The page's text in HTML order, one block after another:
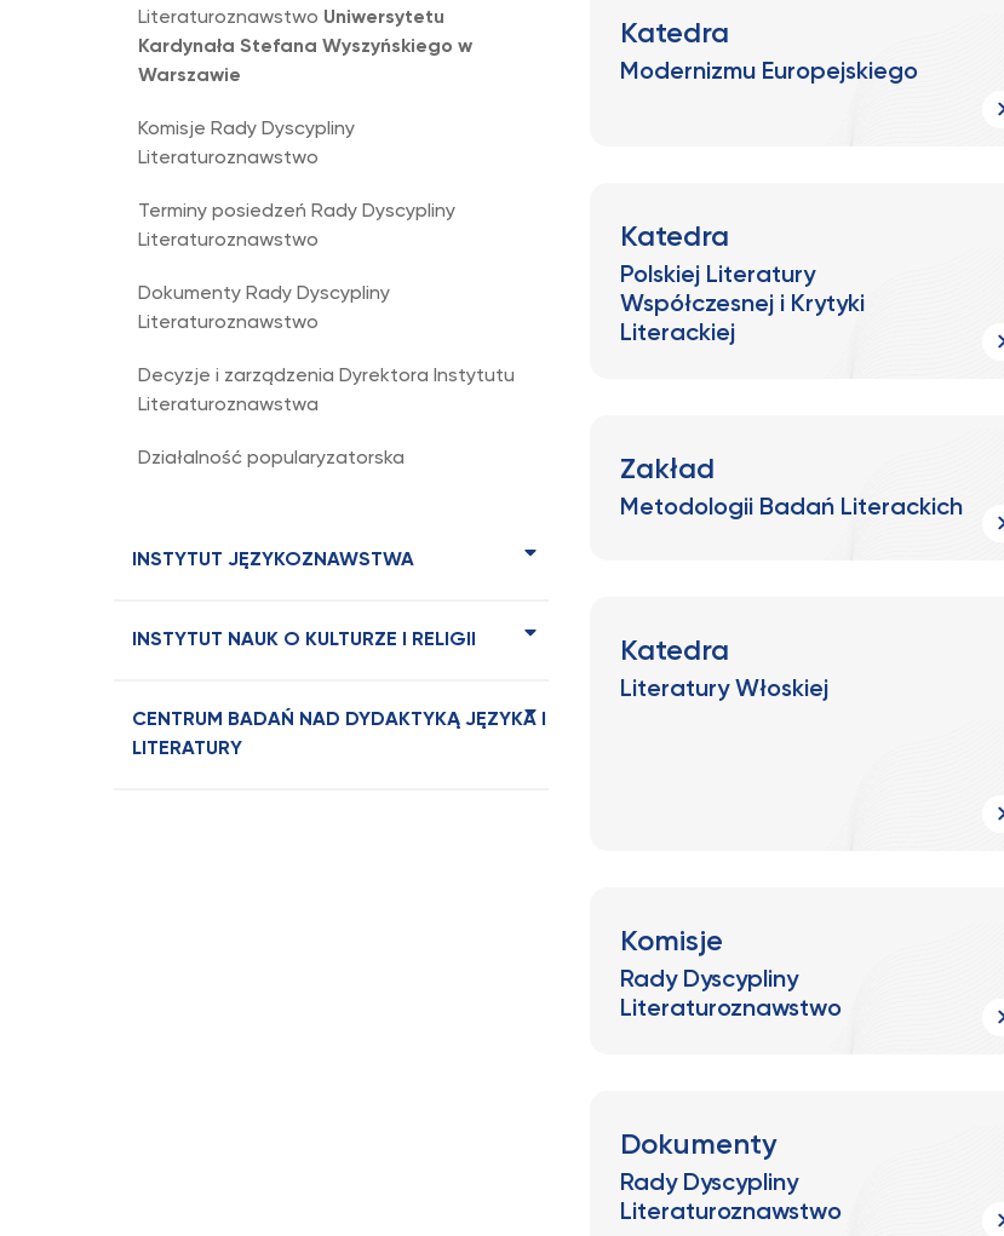
Literaturoznawstwo Uniwersytetu
Kardynała Stefana Wyszyńskiego w
Warszawie
Komisje Rady Dyscypliny
Literaturoznawstwo
Terminy posiedzeń Rady Dyscypliny
Literaturoznawstwo
Dokumenty Rady Dyscypliny
Literaturoznawstwo
Decyzje i zarządzenia Dyrektora Instytutu
Literaturoznawstwa
Działalność popularyzatorska
INSTYTUT JĘZYKOZNAWSTWA
INSTYTUT NAUK O KULTURZE I RELIGII
CENTRUM BADAŃ NAD DYDAKTYKĄ JĘZYKA I
LITERATURY
Katedra
Modernizmu Europejskiego
Katedra
Polskiej Literatury
Współczesnej i Krytyki
Literackiej
Zakład
Metodologii Badań Literackich
Katedra
Literatury Włoskiej
Komisje
Rady Dyscypliny
Literaturoznawstwo
Dokumenty
Rady Dyscypliny
Literaturoznawstwo